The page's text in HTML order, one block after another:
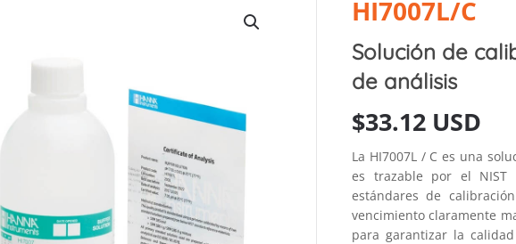
HI7007L/C
Solución de
de análisis
$33.12 USD
La HI7007L / C es una
es trazable por el NIST
estándares de
vencimiento claramente
para garantizar la